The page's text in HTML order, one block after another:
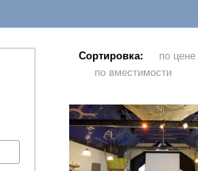
Сортировка:
по цене
по вместимости